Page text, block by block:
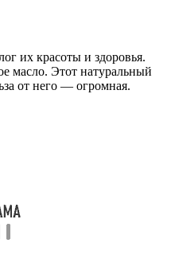
их красоты и здоровья.
масло. Этот натуральный
от него — огромная.